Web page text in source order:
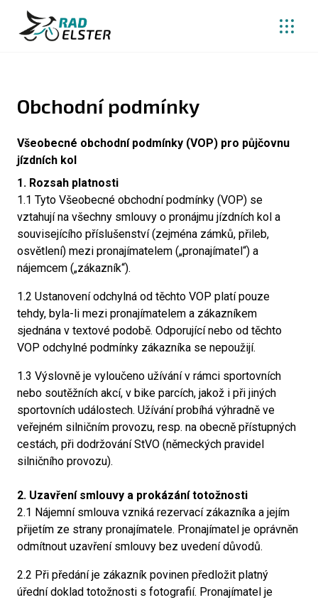
Obchodní podmínky
Všeobecné obchodní podmínky (VOP) pro půjčovnu
jízdních kol
1. Rozsah platnosti
1.1 Tyto Všeobecné obchodní podmínky (VOP) se
vztahují na všechny smlouvy o pronájmu jízdních kol a
souvisejícího příslušenství (zejména zámků, přileb,
osvětlení) mezi pronajímatelem („pronajímatel“) a
nájemcem („zákazník“).
1.2 Ustanovení odchylná od těchto VOP platí pouze
tehdy, byla-li mezi pronajímatelem a zákazníkem
sjednána v textové podobě. Odporující nebo od těchto
VOP odchylné podmínky zákazníka se nepoužijí.
1.3 Výslovně je vyloučeno užívání v rámci sportovních
nebo soutěžních akcí, v bike parcích, jakož i při jiných
sportovních událostech. Užívání probíhá výhradně ve
veřejném silničním provozu, resp. na obecně přístupných
cestách, při dodržování StVO (německých pravidel
silničního provozu).
2. Uzavření smlouvy a prokázání totožnosti
2.1 Nájemní smlouva vzniká rezervací zákazníka a jejím
přijetím ze strany pronajímatele. Pronajímatel je oprávněn
odmítnout uzavření smlouvy bez uvedení důvodů.
2.2 Při předání je zákazník povinen předložit platný
úřední doklad totožnosti s fotografií. Pronajímatel je